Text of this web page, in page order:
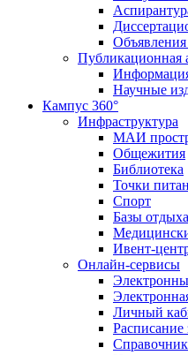
Объявления
Публикационная
Научные
Кампус 360°
Инфраструктура
МАИ
Общежития
Библиотека
Точки
Спорт
Базы отдыха
Ивент-
Онлайн-сервисы
Личный
Расписание